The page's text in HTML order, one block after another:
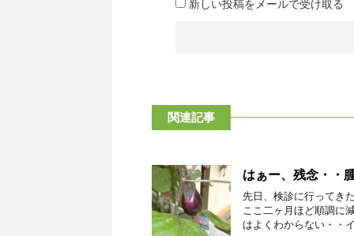
新しい投稿をメールで受け取る
関連記事
はぁー、残念・・
先日、検診に行ってき
ここ二ヶ月ほど順調に
はよくわからない・・